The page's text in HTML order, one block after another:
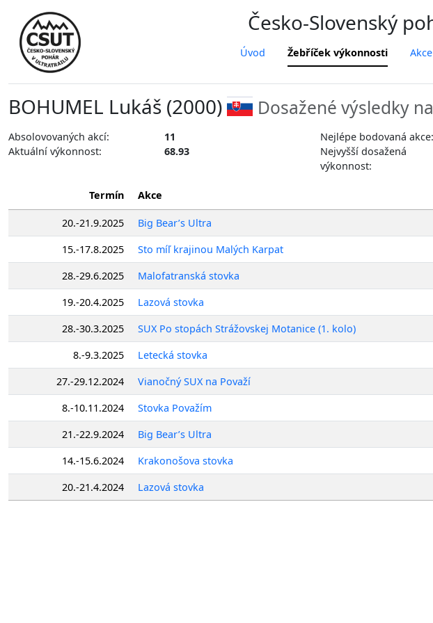
Česko-Slovenský
Úvod Žebříček výkonnosti
BOHUMEL Lukáš (2000) Dosažené výsledky
Absolovovaných akcí: 11 Nejlépe bodovaná akce:
Aktuální výkonnost:
68.93
Nejvyšší dosažená
výkonnost:
Termín Akce
20.-21.9.2025 Big Bear’s Ultra
15.-17.8.2025
Sto míľ krajinou Malých Karpat
28.-29.6.2025
Malofatranská stovka
19.-20.4.2025
Lazová stovka
28.-30.3.2025
SUX Po stopách Strážovskej Motanice (1. kolo)
8.-9.3.2025
Letecká stovka
27.-29.12.2024
Vianočný SUX na Považí
8.-10.11.2024
Stovka Považím
21.-22.9.2024
Big Bear’s Ultra
14.-15.6.2024
Krakonošova stovka
20.-21.4.2024
Lazová stovka